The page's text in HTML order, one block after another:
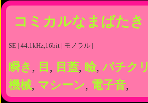
コミカルなまばたき
SE | 44.1kHz,16bit | モノラル |
瞬き , 目 , 目蓋, 瞼,パチクリ
機械, マシーン, 電子音,